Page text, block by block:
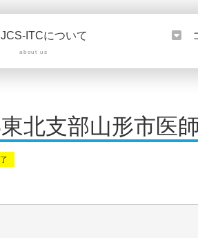
JCS-ITCについて
about us
北支部山形市医